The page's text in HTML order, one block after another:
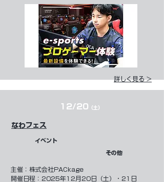
詳しく見る >
12/20 （土）
なわフェス
イベント
その他
​主催： 株式会社PACkage
開催日程：2025年12月20日（土）・21日